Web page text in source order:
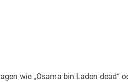
wie „Osama bin Laden dead“